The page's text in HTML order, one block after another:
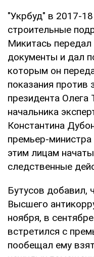
"Укрбуд" в 2017-
строительные
Микитась
документы и дал
которым он
показания против
президента Олега
начальника
Константина
премьер-
этим лицам
следственные
Бутусов добавил,
Высшего
ноября, в
встретился с
пообещал ему